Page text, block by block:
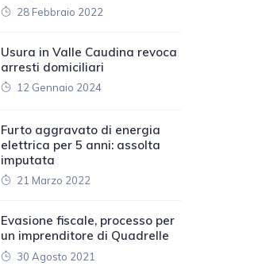
28 Febbraio 2022
Usura in Valle Caudina revoca
arresti domiciliari
12 Gennaio 2024
Furto aggravato di energia
elettrica per 5 anni: assolta
imputata
21 Marzo 2022
Evasione fiscale, processo per
un imprenditore di Quadrelle
30 Agosto 2021